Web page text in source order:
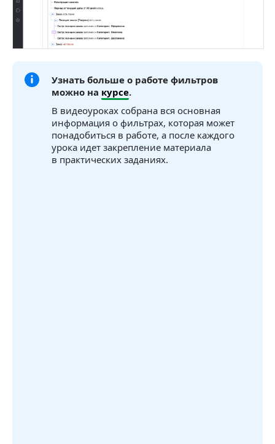
Узнать больше о работе фильтров
можно на курсе.
В видеоуроках собрана вся основная
информация о фильтрах, которая может
понадобиться в работе, а после каждого
урока идет закрепление материала
в практических заданиях.